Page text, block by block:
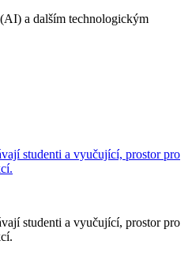
a dalším technologickým
studenti a vyučující, prostor pro
studenti a vyučující, prostor pro